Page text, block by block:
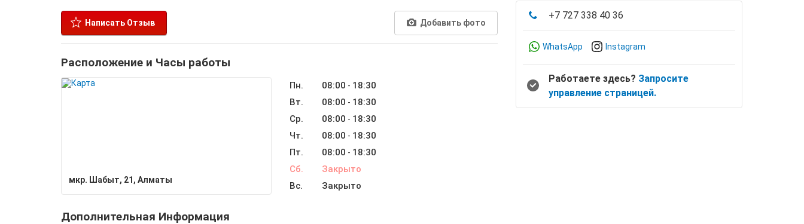
Написать Отзыв Добавить фото
Расположение и Часы работы
мкр. Шабыт, 21, Алматы
Пн. 08:00 - 18:30
Вт.
08:00 - 18:30
Ср.
08:00 - 18:30
Чт.
08:00 - 18:30
Пт.
08:00 - 18:30
Сб.
Закрыто
Вс.
Закрыто
Дополнительная Информация
+7 727 338 40 36
WhatsApp Instagram
Работаете здесь? Запросите
управление страницей.